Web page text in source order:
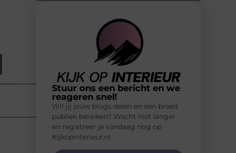
Stuur ons een bericht en we
reageren snel!
Wil jij jouw blogs delen en een breed
publiek bereiken? Wacht niet langer
en registreer je vandaag nog op
Kijkopinterieur.nl